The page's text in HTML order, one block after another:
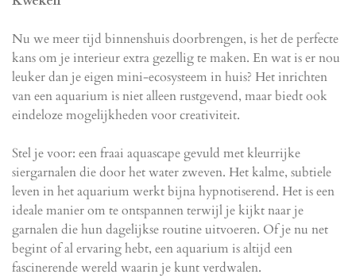
Nu we meer tijd binnenshuis doorbrengen, is het de perfecte
kans om je interieur extra gezellig te maken. En wat is er nou
leuker dan je eigen mini-ecosysteem in huis? Het inrichten
van een aquarium is niet alleen rustgevend, maar biedt ook
eindeloze mogelijkheden voor creativiteit.
Stel je voor: een fraai aquascape gevuld met kleurrijke
siergarnalen die door het water zweven. Het kalme, subtiele
leven in het aquarium werkt bijna hypnotiserend. Het is een
ideale manier om te ontspannen terwijl je kijkt naar je
garnalen die hun dagelijkse routine uitvoeren. Of je nu net
begint of al ervaring hebt, een aquarium is altijd een
fascinerende wereld waarin je kunt verdwalen.